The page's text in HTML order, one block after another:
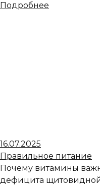
Подробнее
16.07.2025
Правильное питание
Почему витамины
дефицита